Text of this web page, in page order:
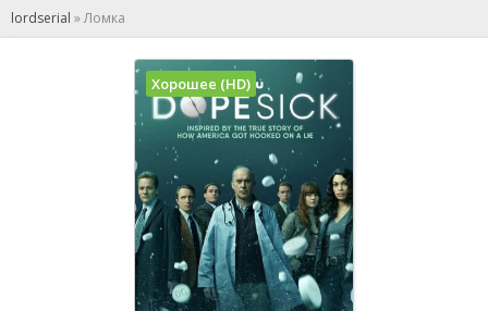
lordserial »Ломка
Хорошее (HD)